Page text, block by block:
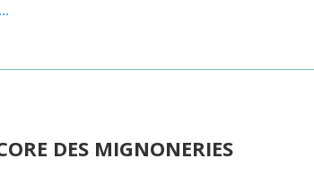
DES MIGNONERIES